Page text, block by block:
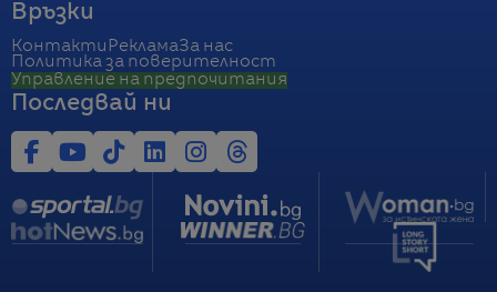
Връзки
Контакти РекламаЗа нас
Политика за поверителност
Управление на предпочитания
Последвай ни